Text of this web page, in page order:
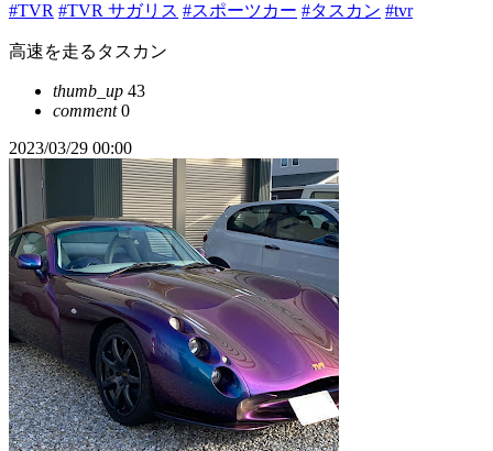
#TVR #TVR サガリス #スポーツカー #タスカン #tvr
高速を走るタスカン
thumb_up 43
comment0
2023/03/29 00:00